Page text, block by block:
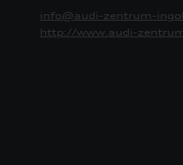
info@audi-zentrum-
http://www.audi-